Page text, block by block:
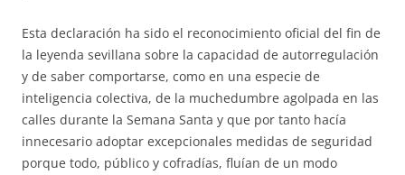
Esta declaración ha sido el reconocimiento oficial del fin de
la leyenda sevillana sobre la capacidad de autorregulación
y de saber comportarse, como en una especie de
inteligencia colectiva, de la muchedumbre agolpada en las
calles durante la Semana Santa y que por tanto hacía
innecesario adoptar excepcionales medidas de seguridad
porque todo, público y cofradías, fluían de un modo